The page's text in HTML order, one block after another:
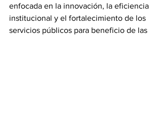
enfocada en la innovación, la eficiencia
institucional y el fortalecimiento de los
servicios públicos para beneficio de las